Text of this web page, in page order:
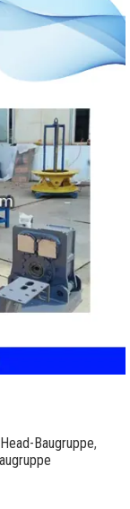
Baugruppe,